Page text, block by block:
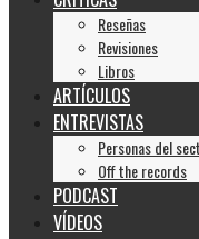
Reseñas
Revisiones
Libros
ARTÍCULOS
ENTREVISTAS
Personas del
Off the records
PODCAST
VÍDEOS